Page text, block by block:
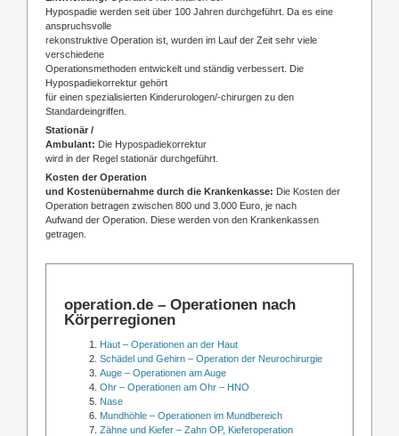
Hypospadie werden seit über 100 Jahren durchgeführt. Da es eine
anspruchsvolle
rekonstruktive Operation ist, wurden im Lauf der Zeit sehr viele
verschiedene
Operationsmethoden entwickelt und ständig verbessert. Die
Hypospadiekorrektur gehört
für einen spezialisierten Kinderurologen/-chirurgen zu den
Standardeingriffen.
Stationär /
Ambulant: Die Hypospadiekorrektur
wird in der Regel stationär durchgeführt.
Kosten der Operation
und Kostenübernahme durch die Krankenkasse: Die Kosten der
Operation betragen zwischen 800 und 3.000 Euro, je nach
Aufwand der Operation. Diese werden von den Krankenkassen
getragen.
operation.de – Operationen nach
Körperregionen
Haut – Operationen an der Haut
Schädel und Gehirn – Operation der Neurochirurgie
Auge – Operationen am Auge
Ohr – Operationen am Ohr – HNO
Nase
Mundhöhle – Operationen im Mundbereich
Zähne und Kiefer – Zahn OP, Kieferoperation